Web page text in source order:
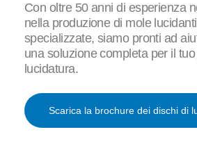
Con oltre 50 anni di esperienza
nella produzione di mole
specializzate, siamo pronti ad
una soluzione completa per il
lucidatura.
Scarica la brochure dei dischi di